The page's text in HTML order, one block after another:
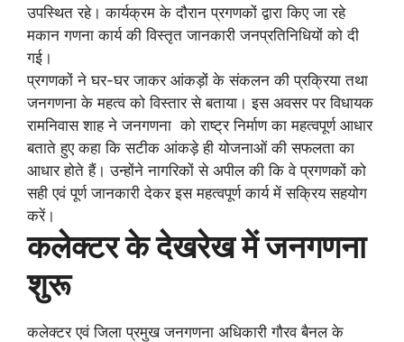
उपस्थित रहे। कार्यक्रम के दौरान प्रगणकों द्वारा किए जा रहे
मकान गणना कार्य की विस्तृत जानकारी जनप्रतिनिधियों को दी
गई।
प्रगणकों ने घर-घर जाकर आंकड़ों के संकलन की प्रक्रिया तथा
जनगणना के महत्व को विस्तार से बताया। इस अवसर पर विधायक
रामनिवास शाह ने जनगणना को राष्ट्र निर्माण का महत्वपूर्ण आधार
बताते हुए कहा कि सटीक आंकड़े ही योजनाओं की सफलता का
आधार होते हैं। उन्होंने नागरिकों से अपील की कि वे प्रगणकों को
सही एवं पूर्ण जानकारी देकर इस महत्वपूर्ण कार्य में सक्रिय सहयोग
करें।
कलेक्टर के देखरेख में जनगणना
शुरू
कलेक्टर एवं जिला प्रमुख जनगणना अधिकारी गौरव बैनल के